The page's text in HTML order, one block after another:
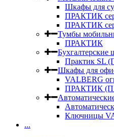
Шкафы для
ПРАКТИК
ПРАКТИК
Тумбы
ПРАКТИК
Бухгалтерские
Практик SL
Шкафы для
VALBERG
ПРАКТИК
Ключницы
...